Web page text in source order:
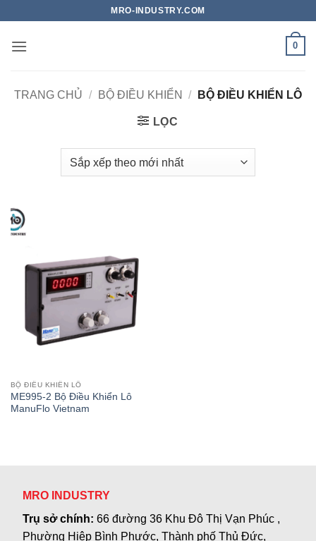
nội
MRO-INDUSTRY.COM
0
TRANG CHỦ / BỘ ĐIỀU KHIỂN / BỘ ĐIỀU KHIỂN LÔ
LỌC
BỘ ĐIỀU KHIỂN LÔ
ME995-2 Bộ Điều Khiển Lô
ManuFlo Vietnam
MRO INDUSTRY
Trụ sở chính:66 đường 36 Khu Đô Thị Vạn Phúc ,
Phường Hiệp Bình Phước, Thành phố Thủ Đức,